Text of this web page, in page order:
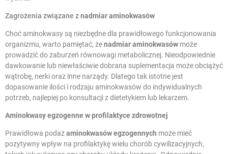
Zagrożenia związane znadmiar aminokwasów
Choć aminokwasy są niezbędne dla prawidłowego funkcjonowania
organizmu, warto pamiętać, żenadmiar aminokwasów może
prowadzić do zaburzeń równowagi metabolicznej. Nieodpowiednie
dawkowanie lub niewłaściwie dobrana suplementacja może obciążyć
wątrobę, nerki oraz inne narządy. Dlatego tak istotne jest
dopasowanie ilości i rodzaju aminokwasów do indywidualnych
potrzeb, najlepiej po konsultacji z dietetykiem lub lekarzem.
Aminokwasy egzogennew profilaktyce zdrowotnej
Prawidłowa podażaminokwasów egzogennych może mieć
pozytywny wpływ na profilaktykę wielu chorób cywilizacyjnych,